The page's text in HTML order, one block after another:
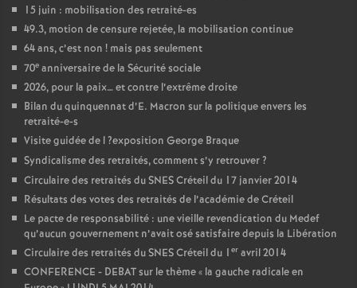
15 juin : mobilisation des retraité-es
49.3, motion de censure rejetée, la mobilisation continue
64 ans, c’est non ! mais pas seulement
70e anniversaire de la Sécurité sociale
2026, pour la paix… et contre l’extrême droite
Bilan du quinquennat d’E. Macron sur la politique envers les
retraité-e-s
Visite guidée de l?exposition George Braque
Syndicalisme des retraités, comment s’y retrouver?
Circulaire des retraités duSNESCréteil du 17 janvier 2014
Résultats des votes des retraités de l’académie de Créteil
Le pacte de responsabilité : une vieille revendication du Medef
qu’aucun gouvernement n’avait osé satisfaire depuis la Libération
Circulaire des retraités duSNESCréteil du 1 er avril 2014
CONFERENCE - DEBATsur le thème « la gauche radicale en